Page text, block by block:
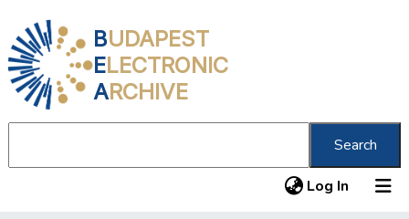
BUDAPEST
ELECTRONIC
ARCHIVE
Search
Log In (current)